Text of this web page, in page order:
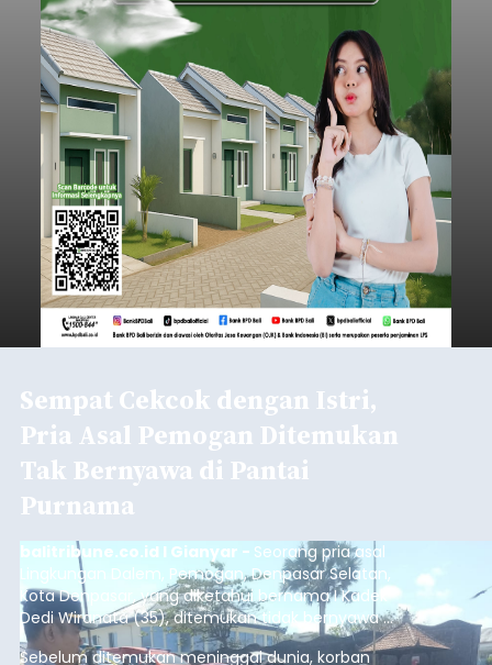
Sempat Cekcok dengan Istri,
Pria Asal Pemogan Ditemukan
Tak Bernyawa di Pantai
Purnama
balitribune.co.id I Gianyar - Seorang pria asal
Lingkungan Dalem, Pemogan, Denpasar Selatan,
Kota Denpasar, yang diketahui bernama I Kadek
Dedi Wiranata (35), ditemukan tidak bernyawa di
pesisir Pantai Purnama, Sukawati.
Sebelum ditemukan meninggal dunia, korban